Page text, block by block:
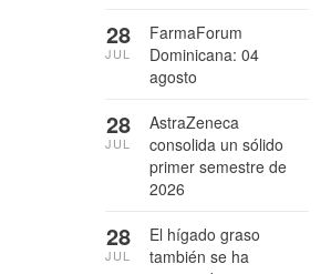
FarmaForum
Dominicana: 04
agosto
28
JUL
AstraZeneca
consolida un sólido
primer semestre de
2026
28
JUL
El hígado graso
también se ha
28
JUL